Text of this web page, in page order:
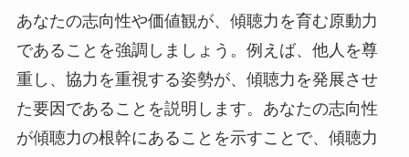
あなたの志向性や価値観が、傾聴力を育む原動力
であることを強調しましょう。例えば、他人を尊
重し、協力を重視する姿勢が、傾聴力を発展させ
た要因であることを説明します。あなたの志向性
が傾聴力の根幹にあることを示すことで、傾聴力